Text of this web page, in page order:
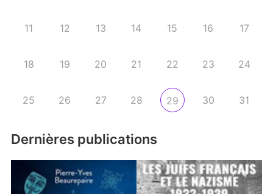
11 12 13 14 15 16 17
18 19 20 21 22 23 24
25 26 27 28 29 30 31
Dernières publications